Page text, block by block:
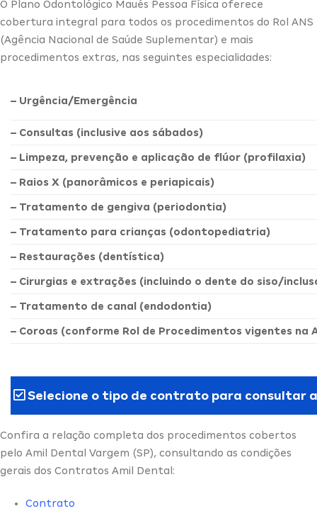
O Plano Odontológico Maués Pessoa Física oferece
cobertura integral para todos os procedimentos do Rol ANS
(Agência Nacional de Saúde Suplementar) e mais
procedimentos extras, nas seguintes especialidades:
– Urgência/Emergência
– Consultas (inclusive aos sábados)
– Limpeza, prevenção e aplicação de flúor (profilaxia)
– Raios X (panorâmicos e periapicais)
– Tratamento de gengiva (periodontia)
– Tratamento para crianças (odontopediatria)
– Restaurações (dentística)
– Cirurgias e extrações (incluindo o dente do siso/
– Tratamento de canal (endodontia)
– Coroas (conforme Rol de Procedimentos vigentes na
Selecione o tipo de contrato para consultar
Confira a relação completa dos procedimentos cobertos
pelo Amil Dental Vargem (SP), consultando as condições
gerais dos Contratos Amil Dental:
Contrato